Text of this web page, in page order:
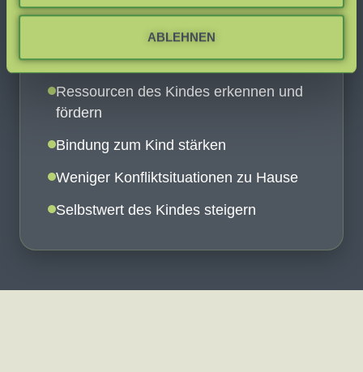
ABLEHNEN
Verhalten des Kindes besser einordnen
können
Ressourcen des Kindes erkennen und
fördern
Bindung zum Kind stärken
Weniger Konfliktsituationen zu Hause
Selbstwert des Kindes steigern